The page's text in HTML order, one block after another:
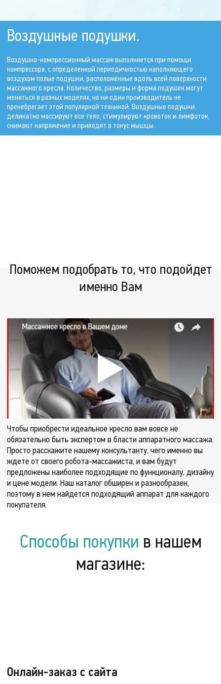
Воздушные подушки.
Воздушно-компрессионный массаж выполняется при помощи
компрессора, с определенной периодичностью наполняющего
воздухом полые подушки, расположенные вдоль всей поверхности
массажного кресла. Количество, размеры и форма подушек могут
меняться в разных моделях, но ни один производитель не
пренебрегает этой популярной техникой. Воздушные подушки
деликатно массируют все тело, стимулируют кровоток и лимфоток,
снимают напряжение и приводят в тонус мышцы.
Поможем подобрать то, что подойдет
именно Вам
Чтобы приобрести идеальное кресло вам вовсе не
обязательно быть экспертом в бласти аппаратного массажа.
Просто расскажите нашему консультанту, чего именно вы
ждете от своего робота-массажиста, и вам будут
предложены наиболее подходящие по функционалу, дизайну
и цене модели. Наш каталог обширен и разнообразен,
поэтому в нем найдется подходящий аппарат для каждого
покупателя.
Способы покупки в нашем
магазине:
Онлайн-заказ с сайта